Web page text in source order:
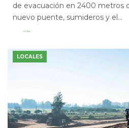
de evacuación en 2400 metros
nuevo puente, sumideros y el...
Leer Más
LOCALES